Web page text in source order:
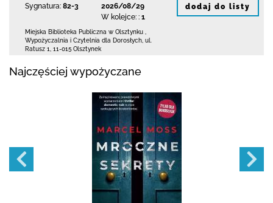
Sygnatura: 82-3
2026/08/29
W kolejce: : 1
Miejska Biblioteka Publiczna w Olsztynku
Wypożyczalnia i Czytelnia dla Dorosłych, ul.
Ratusz 1
11-015 Olsztynek
dodaj do listy
Najczęściej wypożyczane